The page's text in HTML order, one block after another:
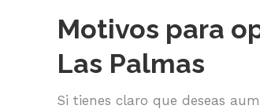
Motivos para
Las Palmas
Si tienes claro que deseas